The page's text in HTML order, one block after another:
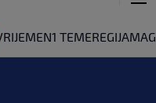
N1 TEMEREGIJA